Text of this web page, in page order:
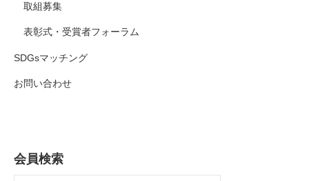
取組募集
表彰式・受賞者フォーラム
SDGsマッチング
お問い合わせ
会員検索